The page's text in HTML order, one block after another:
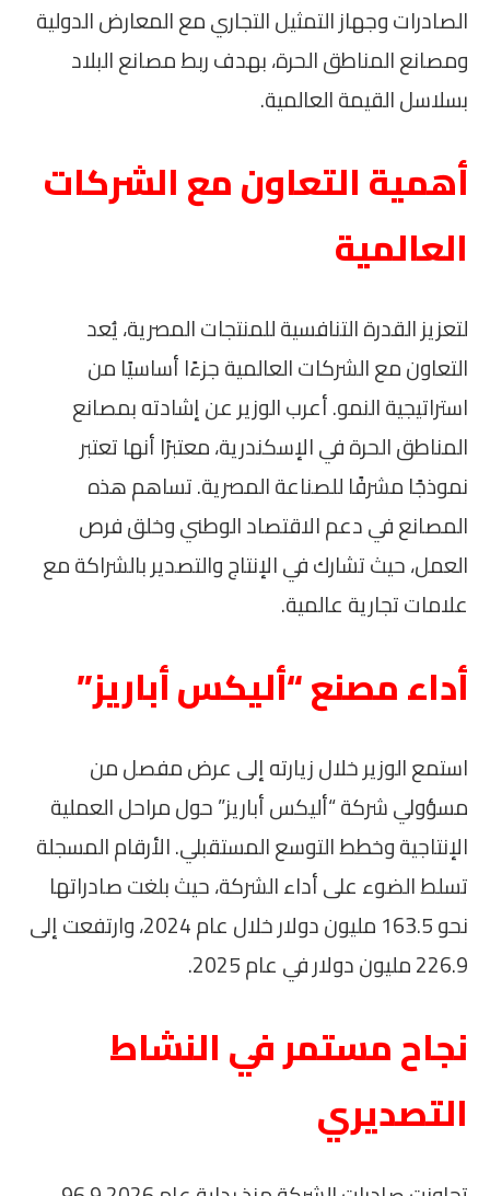
الصادرات وجهاز التمثيل التجاري مع المعارض الدولية
ومصانع المناطق الحرة، بهدف ربط مصانع البلاد
بسلاسل القيمة العالمية.
أهمية التعاون مع الشركات
العالمية
لتعزيز القدرة التنافسية للمنتجات المصرية، يُعد
التعاون مع الشركات العالمية جزءًا أساسيًا من
استراتيجية النمو. أعرب الوزير عن إشادته بمصانع
المناطق الحرة في الإسكندرية، معتبرًا أنها تعتبر
نموذجًا مشرفًا للصناعة المصرية. تساهم هذه
المصانع في دعم الاقتصاد الوطني وخلق فرص
العمل، حيث تشارك في الإنتاج والتصدير بالشراكة مع
علامات تجارية عالمية.
أداء مصنع “أليكس أباريز”
استمع الوزير خلال زيارته إلى عرض مفصل من
مسؤولي شركة “أليكس أباريز” حول مراحل العملية
الإنتاجية وخطط التوسع المستقبلي. الأرقام المسجلة
تسلط الضوء على أداء الشركة، حيث بلغت صادراتها
نحو 163.5 مليون دولار خلال عام 2024، وارتفعت إلى
226.9 مليون دولار في عام 2025.
نجاح مستمر في النشاط
التصديري